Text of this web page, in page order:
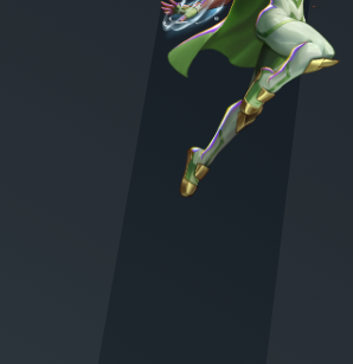
Character illustration of Ella Mental